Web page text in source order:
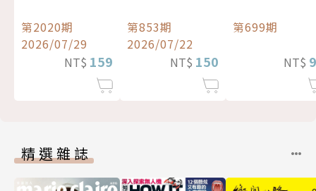
第2020期
2026/07/29
NT$ 159
第853期
2026/07/22
NT$ 150
第699期
NT$
精選雜誌